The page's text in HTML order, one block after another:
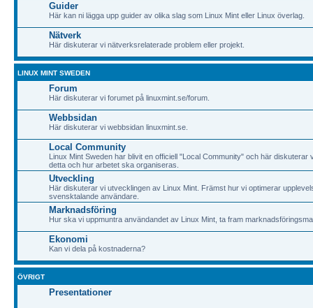
Guider
Här kan ni lägga upp guider av olika slag som Linux Mint eller Linux överlag.
Nätverk
Här diskuterar vi nätverksrelaterade problem eller projekt.
LINUX MINT SWEDEN
Forum
Här diskuterar vi forumet på linuxmint.se/forum.
Webbsidan
Här diskuterar vi webbsidan linuxmint.se.
Local Community
Linux Mint Sweden har blivit en officiell "Local Community" och här diskuterar
detta och hur arbetet ska organiseras.
Utveckling
Här diskuterar vi utvecklingen av Linux Mint. Främst hur vi optimerar
svensktalande användare.
Marknadsföring
Hur ska vi uppmuntra användandet av Linux Mint, ta fram
Ekonomi
Kan vi dela på kostnaderna?
ÖVRIGT
Presentationer